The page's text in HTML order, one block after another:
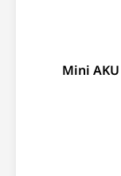
Mini